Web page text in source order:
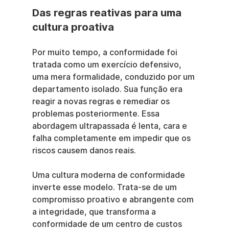
Das regras reativas para uma
cultura proativa
Por muito tempo, a conformidade foi
tratada como um exercício defensivo,
uma mera formalidade, conduzido por um
departamento isolado. Sua função era
reagir a novas regras e remediar os
problemas posteriormente. Essa
abordagem ultrapassada é lenta, cara e
falha completamente em impedir que os
riscos causem danos reais.
Uma cultura moderna de conformidade
inverte esse modelo. Trata-se de um
compromisso proativo e abrangente com
a integridade, que transforma a
conformidade de um centro de custos